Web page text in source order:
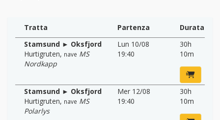
Tratta Partenza
Durata
Stamsund ► Oksfjord
Hurtigruten, nave MS
Nordkapp
Lun 10/08
19:40
30h
10m
Stamsund ► Oksfjord
Hurtigruten, nave MS
Polarlys
Mer 12/08
19:40
30h
10m